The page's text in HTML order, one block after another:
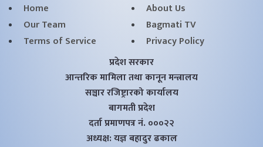
Home
About Us
Our Team
Bagmati TV
Terms of Service
Privacy Policy
प्रदेश सरकार
आन्तरिक मामिला तथा कानून मन्त्रालय
सञ्चार रजिष्ट्रारको कार्यालय
बागमती प्रदेश
दर्ता प्रमाणपत्र नं. ०००२२
अध्यक्ष: यज्ञ बहादुर ढकाल